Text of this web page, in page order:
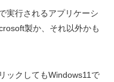
実行されるアプリケーシ
製か、それ以外かも
ックしてもWindows11で